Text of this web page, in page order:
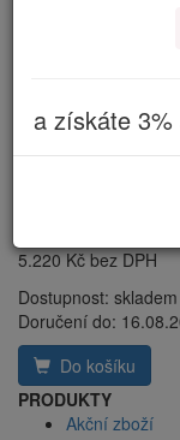
1600 +
5.220 Kč bez DPH
Dostupnost:
Doručení do:
Do košíku
PRODUKTY
Akční zboží
a získáte